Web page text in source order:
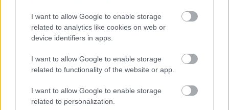
I want to allow Google to enable storage
related to analytics like cookies on web or
device identifiers in apps.
I want to allow Google to enable storage
related to functionality of the website or app.
I want to allow Google to enable storage
related to personalization.
Gyakori kérdések Csaba királyfiról
Ki volt Csaba királyfi?
Csaba királyfi a magyar és székely mondavilág legendás
hőse, akit a hagyomány Attila hun uralkodó fiaként és a
székelyek védelmezőjeként tart számon.
Mi a Hadak útja?